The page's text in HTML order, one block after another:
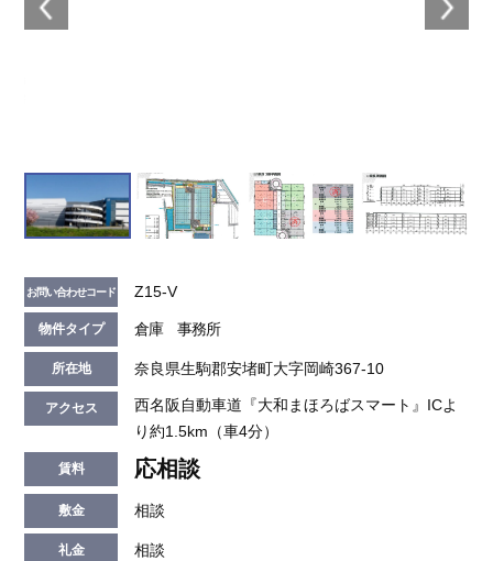
お問い合わせコード Z15-V
物件タイプ 倉庫 事務所
所在地 奈良県生駒郡安堵町大字岡崎367-10
アクセス
西名阪自動車道『大和まほろばスマート』ICよ
り約1.5km（車4分）
賃料 応相談
敷金 相談
礼金 相談